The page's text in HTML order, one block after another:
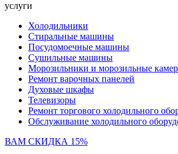
услуги
Холодильники
Стиральные машины
Посудомоечные машины
Сушильные машины
Морозильники и морозильные
Ремонт варочных панелей
Духовые шкафы
Телевизоры
Ремонт торгового холодильного
Обслуживание холодильного
ВАМ СКИДКА 15%